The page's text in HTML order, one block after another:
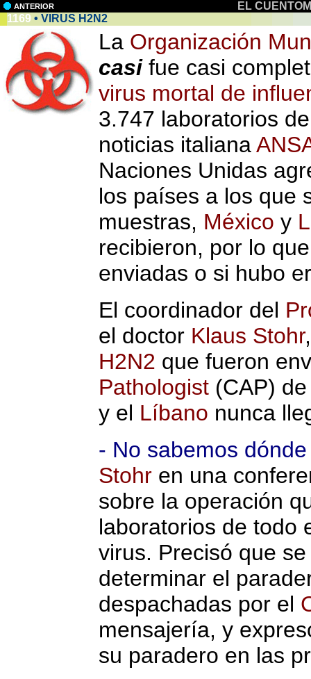
ANTERIOR
EL
1169 • VIRUS H2N2
La Organización
casi fue casi
virus mortal de
3.747 laboratorios
noticias italiana
Naciones Unidas
los países a los que
muestras, México y
recibieron, por lo
enviadas o si hubo
El coordinador del
el doctor Klaus Stohr
H2N2 que fueron
Pathologist (CAP)
y el Líbano nunca
- No sabemos
Stohr en una
sobre la operación
laboratorios de todo
virus. Precisó que
determinar el
despachadas por el
mensajería, y
su paradero en las